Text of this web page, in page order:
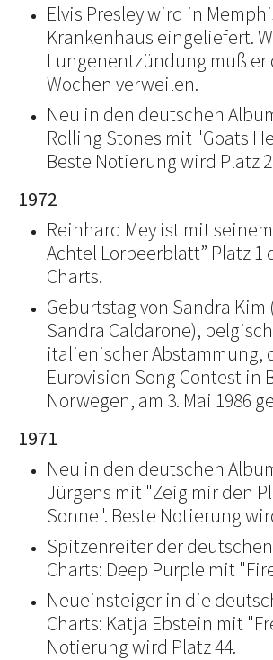
Elvis Presley wird in
Krankenhaus eingeliefert.
Lungenentzündung muß er
Wochen verweilen.
Neu in den deutschen
Rolling Stones mit "Goats
Beste Notierung wird Platz
1972
Reinhard Mey ist mit
Achtel Lorbeerblatt” Platz 1
Charts.
Geburtstag von Sandra
Sandra Caldarone),
italienischer Abstammung,
Eurovision Song Contest in
Norwegen, am 3. Mai 1986
1971
Neu in den deutschen
Jürgens mit "Zeig mir den
Sonne". Beste Notierung
Spitzenreiter der
Charts: Deep Purple mit
Neueinsteiger in die
Charts: Katja Ebstein mit
Notierung wird Platz 44.